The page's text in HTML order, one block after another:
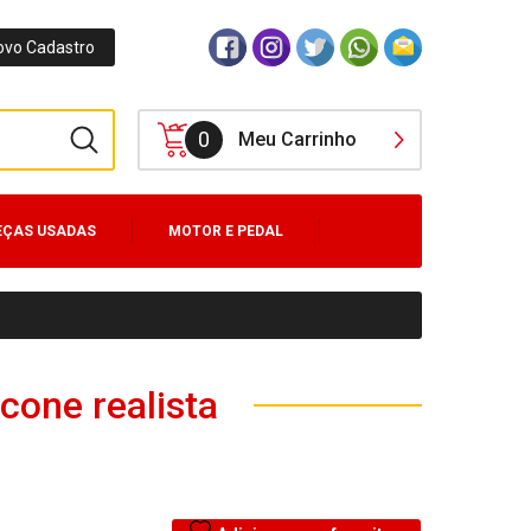
Cadastro
0 Meu Carrinho
USADAS MOTOR E PEDAL
realista